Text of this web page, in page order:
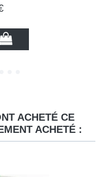
ACHETÉ CE
ACHETÉ :